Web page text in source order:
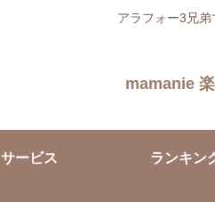
アラフォー3兄
mamanie
サービス ランキン